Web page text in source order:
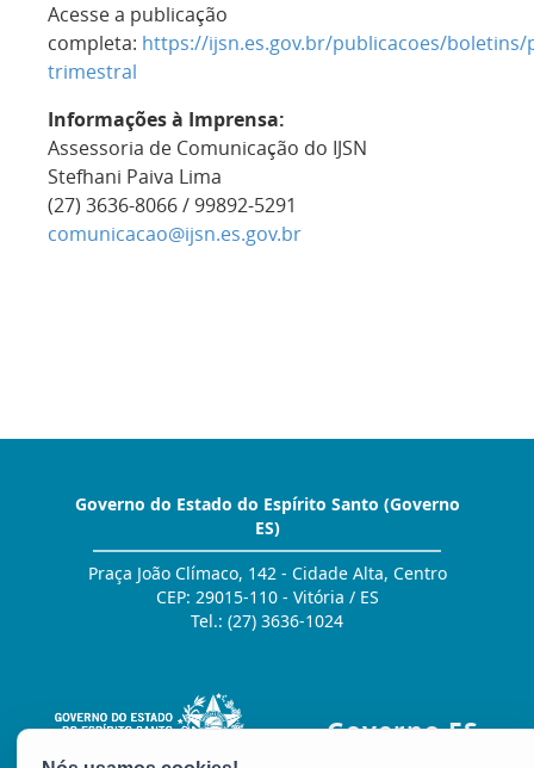
Acesse a publicação
completa: https://ijsn.es.gov.br/publicacoes/boletins/
trimestral
Informações à Imprensa:
Assessoria de Comunicação do IJSN
Stefhani Paiva Lima
(27) 3636-8066 / 99892-5291
comunicacao@ijsn.es.gov.br
Governo do Estado do Espírito Santo (Governo
ES)
Praça João Clímaco, 142 - Cidade Alta, Centro
CEP: 29015-110 - Vitória / ES
Tel.: (27) 3636-1024
Governo ES